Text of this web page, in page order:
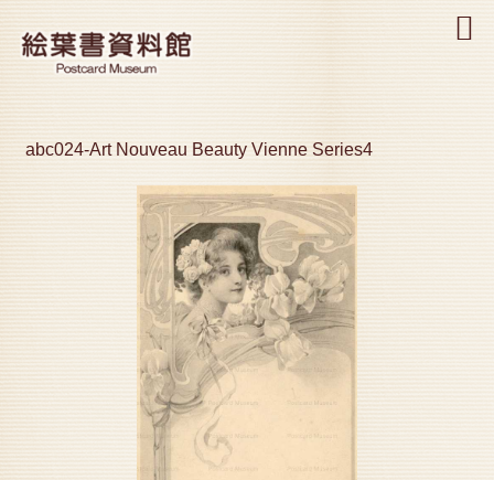
abc024-Art Nouveau Beauty Vienne Series4